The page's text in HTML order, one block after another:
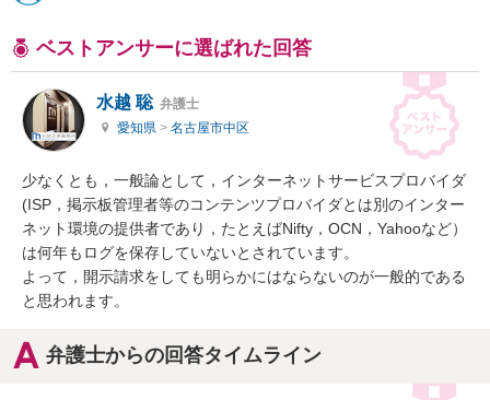
ベストアンサーに選ばれた回答
水越 聡 弁護士
愛知県 > 名古屋市中区
少なくとも，一般論として，インターネットサービスプロバイダ
(ISP，掲示板管理者等のコンテンツプロバイダとは別のインター
ネット環境の提供者であり，たとえばNifty，OCN，Yahooなど）
は何年もログを保存していないとされています。
よって，開示請求をしても明らかにはならないのが一般的である
と思われます。
弁護士からの回答タイムライン